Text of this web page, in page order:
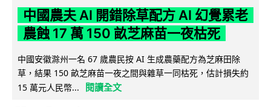
中國農夫 AI 開錯除草配方 AI 幻覺累老
農蝕 17 萬 150 畝芝麻苗一夜枯死
中國安徽滁州一名 67 歲農民按 AI 生成農藥配方為芝麻田除
草，結果 150 畝芝麻苗一夜之間與雜草一同枯死，估計損失約
15 萬元人民幣...
閱讀全文